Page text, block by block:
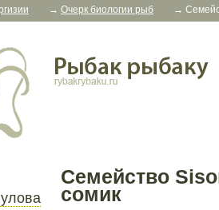
→ Очерк биологии рыб →
Семейство
сомик